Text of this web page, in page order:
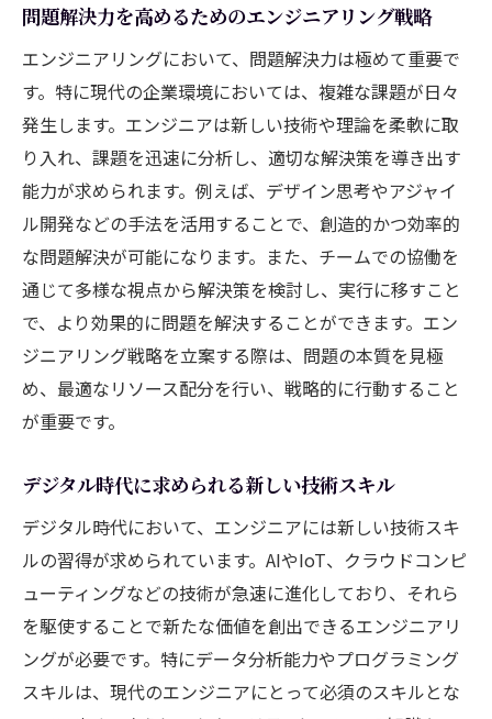
技術革新の最前線で活躍するエンジニアたちの
挑戦
イノベーションを生み出すための思考法
技術革新におけるリスク管理のアプローチ
業界をリードするためのイノベーション事
例
持続可能な技術開発のための戦略
エンジニアコミュニティとの関わり方
次世代を担うエンジニア育成の必要性
エンジニアが新しいチャンスを生み出す方法
新規プロジェクト立ち上げのステップ
オープンソースプロジェクトへの貢献
起業家精神を持つエンジニアの育成
エンジニアリングを活用した新規事業の創
出
グローバルな視点でのチャンス探索
エンジニアリングが企業に与えるインパクトを
探る
問題解決力を高めるためのエンジニアリング戦略
エンジニアリングにおいて、問題解決力は極めて重要で
す。特に現代の企業環境においては、複雑な課題が日々
発生します。エンジニアは新しい技術や理論を柔軟に取
り入れ、課題を迅速に分析し、適切な解決策を導き出す
能力が求められます。例えば、デザイン思考やアジャイ
ル開発などの手法を活用することで、創造的かつ効率的
な問題解決が可能になります。また、チームでの協働を
通じて多様な視点から解決策を検討し、実行に移すこと
で、より効果的に問題を解決することができます。エン
ジニアリング戦略を立案する際は、問題の本質を見極
め、最適なリソース配分を行い、戦略的に行動すること
が重要です。
デジタル時代に求められる新しい技術スキル
デジタル時代において、エンジニアには新しい技術スキ
ルの習得が求められています。AIやIoT、クラウドコンピ
ューティングなどの技術が急速に進化しており、それら
を駆使することで新たな価値を創出できるエンジニアリ
ングが必要です。特にデータ分析能力やプログラミング
スキルは、現代のエンジニアにとって必須のスキルとな